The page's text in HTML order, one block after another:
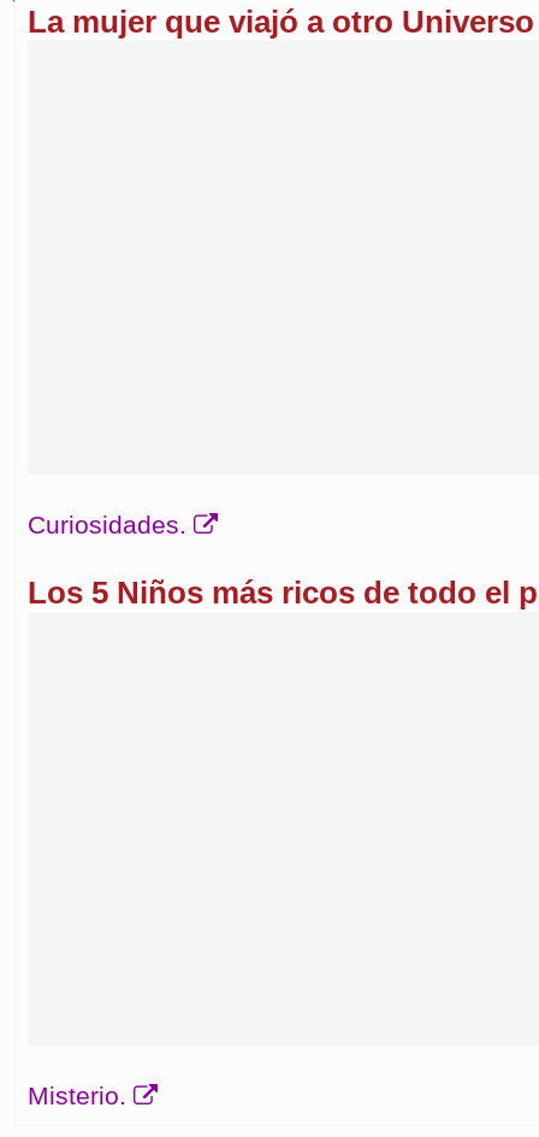
La mujer que viajó a otro Universo
Curiosidades.
Los 5 Niños más ricos de todo el
Misterio.